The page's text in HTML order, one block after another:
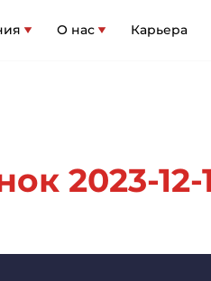
О нас Карьера
2023-12-